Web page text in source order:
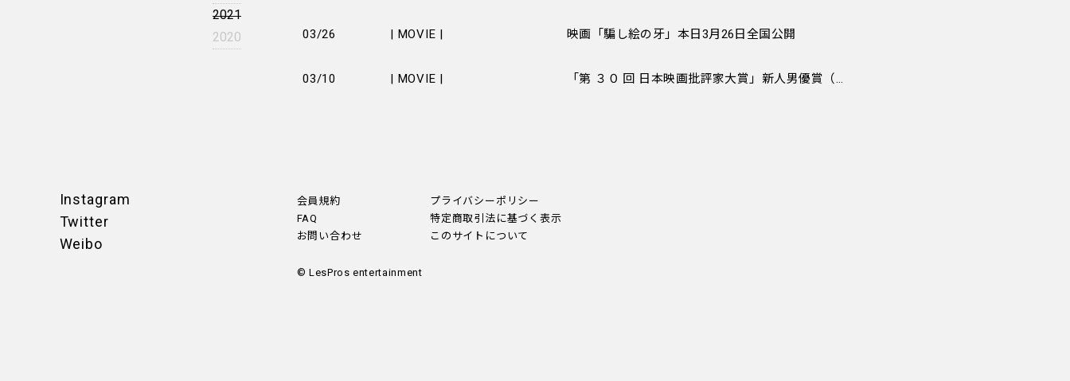
2021
2020
03/26 | MOVIE | 映画「騙し絵の牙」本日3月26日全国公開
03/10 | MOVIE | 「第 ３０ 回 日本映画批評家大賞」新人男優賞（南俊子賞）を受賞しました！
Instagram
Twitter
Weibo
会員規約
プライバシーポリシー
FAQ
特定商取引法に基づく表示
お問い合わせ
このサイトについて
© LesPros entertainment